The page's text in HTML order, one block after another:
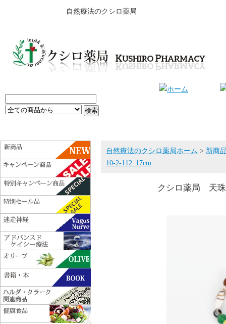
自然療法のクシロ薬局
自然療法のクシロ薬局ホーム > 新商
10-2-112_17cm
クシロ薬局 天珠